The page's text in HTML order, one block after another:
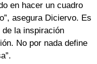
en hacer un cuadro
asegura Diciervo. Es
la inspiración
No por nada define